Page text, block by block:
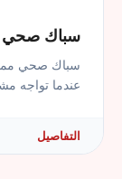
سباك صحي
عندما تواجه
التفاصيل